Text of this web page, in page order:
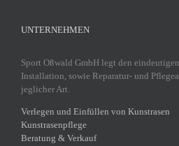
UNTERNEHMEN
Sport Oßwald GmbH legt den
Installation, sowie Reparatur- und
jeglicher Art.
Verlegen und Einfüllen von Kunstrasen
Kunstrasenpflege
Beratung & Verkauf